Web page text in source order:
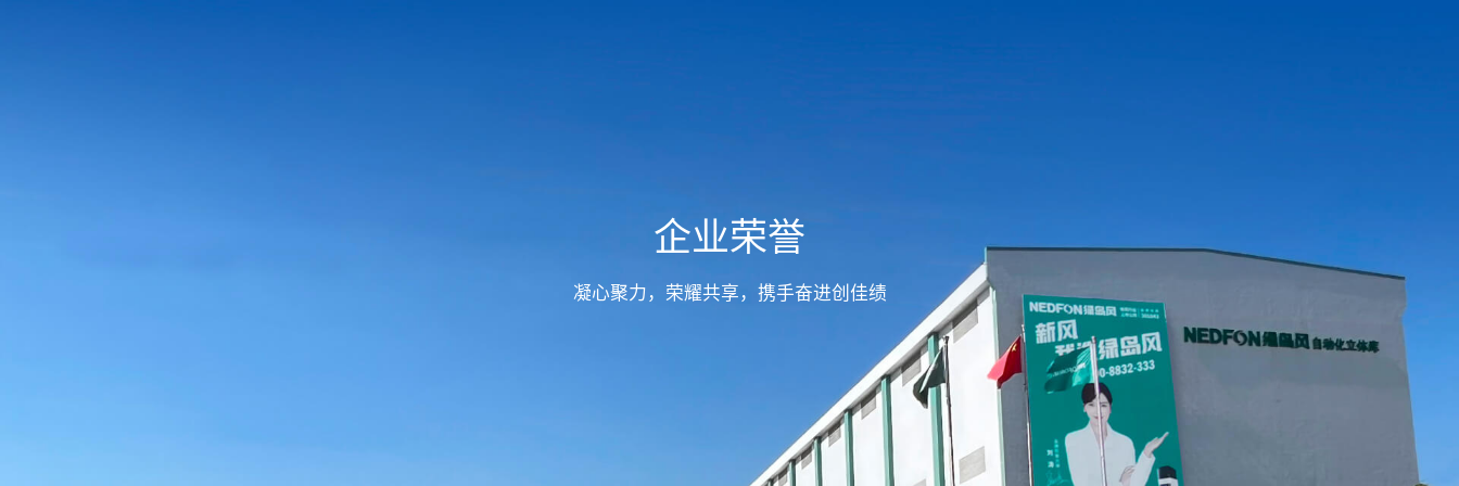
企业荣誉
凝心聚力，荣耀共享，携手奋进创佳绩